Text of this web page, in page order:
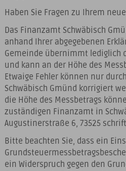
Haben Sie Fragen zu Ihrem
Das Finanzamt Schwäbisch
anhand Ihrer abgegebenen
Gemeinde übernimmt lediglich
und kann an der Höhe des
Etwaige Fehler können nur
Schwäbisch Gmünd korrigiert
die Höhe des Messbetrags
zuständigen Finanzamt in
Augustinerstraße 6, 73525
Bitte beachten Sie, dass ein
ein Widerspruch gegen den